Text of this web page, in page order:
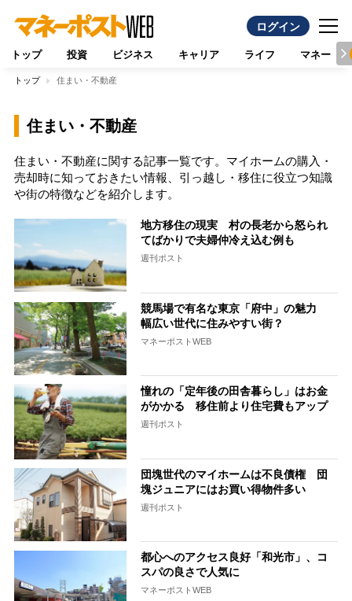
ログイン
トップ 投資 ビジネス キャリア ライフ マネー
トップ 住まい・不動産
住まい・不動産
住まい・不動産に関する記事一覧です。マイホームの購入・
売却時に知っておきたい情報、引っ越し・移住に役立つ知識
や街の特徴などを紹介します。
地方移住の現実 村の長老から怒られ
てばかりで夫婦仲冷え込む例も
週刊ポスト
競馬場で有名な東京「府中」の魅力
幅広い世代に住みやすい街？
マネーポストWEB
憧れの「定年後の田舎暮らし」はお金
がかかる 移住前より住宅費もアップ
週刊ポスト
団塊世代のマイホームは不良債権 団
塊ジュニアにはお買い得物件多い
週刊ポスト
都心へのアクセス良好「和光市」、コ
スパの良さで人気に
マネーポストWEB